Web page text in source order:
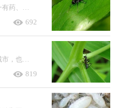
692
819